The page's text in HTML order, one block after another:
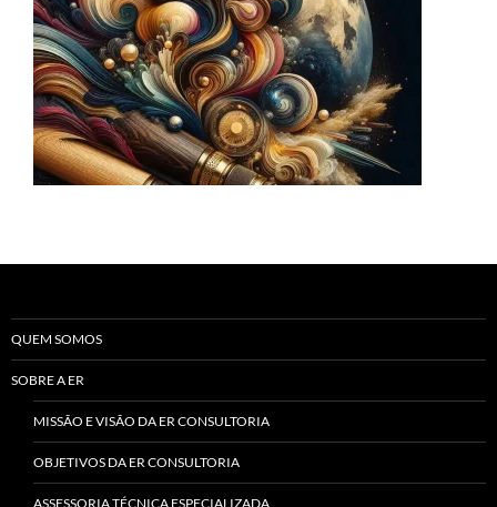
QUEM SOMOS
SOBRE A ER
MISSÃO E VISÃO DA ER CONSULTORIA
OBJETIVOS DA ER CONSULTORIA
ASSESSORIA TÉCNICA ESPECIALIZADA